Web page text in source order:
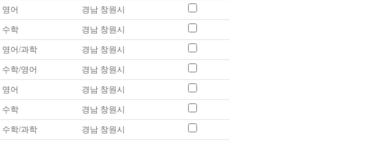
영어 경남 창원시
수학 경남 창원시
영어/과학 경남 창원시
수학/영어 경남 창원시
영어 경남 창원시
수학 경남 창원시
수학/과학 경남 창원시